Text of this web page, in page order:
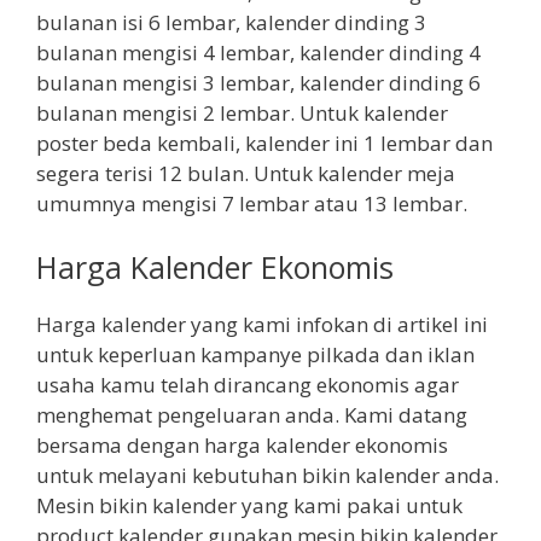
bulanan isi 6 lembar, kalender dinding 3
bulanan mengisi 4 lembar, kalender dinding 4
bulanan mengisi 3 lembar, kalender dinding 6
bulanan mengisi 2 lembar. Untuk kalender
poster beda kembali, kalender ini 1 lembar dan
segera terisi 12 bulan. Untuk kalender meja
umumnya mengisi 7 lembar atau 13 lembar.
Harga Kalender Ekonomis
Harga kalender yang kami infokan di artikel ini
untuk keperluan kampanye pilkada dan iklan
usaha kamu telah dirancang ekonomis agar
menghemat pengeluaran anda. Kami datang
bersama dengan harga kalender ekonomis
untuk melayani kebutuhan bikin kalender anda.
Mesin bikin kalender yang kami pakai untuk